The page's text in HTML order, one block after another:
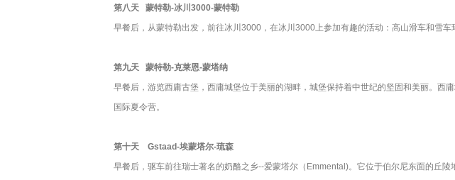
第八天 蒙特勒-冰川3000-蒙特勒
早餐后，从蒙特勒出发，前往冰川3000，在冰川3000上参加有趣的活动：高山滑车和雪车
第九天 蒙特勒-克莱恩-蒙塔纳
早餐后，游览西庸古堡，西庸城堡位于美丽的湖畔，城堡保持着中世纪的坚固和美丽。
国际夏令营。
第十天 Gstaad-埃蒙塔尔-琉森
早餐后，驱车前往瑞士著名的奶酪之乡--爱蒙塔尔（Emmental)。它位于伯尔尼东面的丘